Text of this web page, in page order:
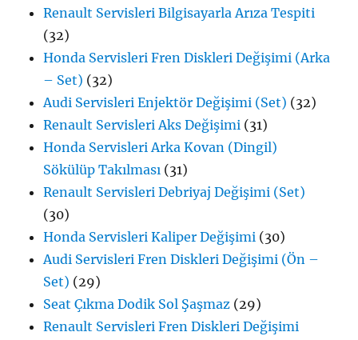
Renault Servisleri Bilgisayarla Arıza Tespiti
(32)
Honda Servisleri Fren Diskleri Değişimi (Arka
– Set) (32)
Audi Servisleri Enjektör Değişimi (Set) (32)
Renault Servisleri Aks Değişimi (31)
Honda Servisleri Arka Kovan (Dingil)
Sökülüp Takılması (31)
Renault Servisleri Debriyaj Değişimi (Set)
(30)
Honda Servisleri Kaliper Değişimi (30)
Audi Servisleri Fren Diskleri Değişimi (Ön –
Set) (29)
Seat Çıkma Dodik Sol Şaşmaz (29)
Renault Servisleri Fren Diskleri Değişimi